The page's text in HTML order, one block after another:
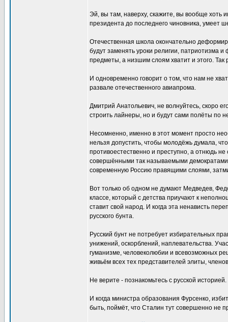
Эй, вы там, наверху, скажите, вы вообще хоть
президента до последнего чиновника, умеет
Отечественная школа окончательно
будут заменять уроки религии, патриотизма
предметы, а низшим слоям хватит и этого. Так
И одновременно говорит о том, что нам не
развале отечественного авиапрома.
Дмитрий Анатольевич, не волнуйтесь, скоро
строить лайнеры, но и будут сами полёты по
Несомненно, именно в этот момент просто
нельзя допустить, чтобы молодёжь думала,
противоестественно и преступно, а отнюдь
совершёнными так называемыми
современную Россию правящими слоями,
Вот только об одном не думают Медведев,
классе, который с детства приучают к
ставит свой народ. И когда эта ненависть
русского бунта.
Русский бунт не потребует избирательных
унижений, оскорблений, наплевательства.
гуманизме, человеколюбии и всевозможных
живьём всех тех представителей элиты,
Не верите - познакомьтесь с русской
И когда министра образования Фурсенко,
быть, поймёт, что Сталин тут совершенно не